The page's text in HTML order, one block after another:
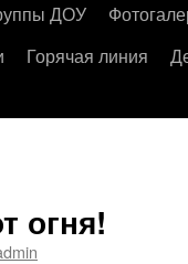
ДОУ
Горячая линия
огня!